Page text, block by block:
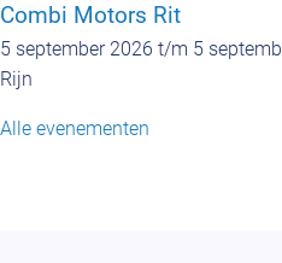
Combi Motors Rit
5 september 2026 t/m 5
Rijn
Alle evenementen